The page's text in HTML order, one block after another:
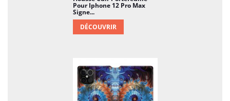
Pour Iphone 12 Pro Max
Signe...
DÉCOUVRIR